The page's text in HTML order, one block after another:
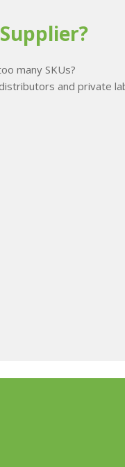
many SKUs?
and private